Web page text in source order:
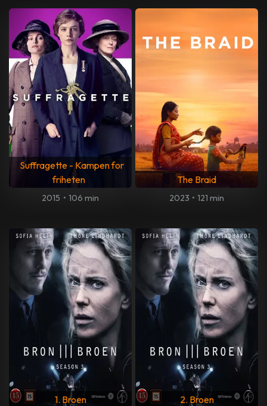
Suffragette - Kampen for
friheten
2015 • 106 min
The Braid
2023 • 121 min
1. Broen 2. Broen